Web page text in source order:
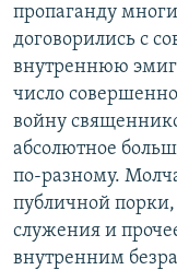
пропаганду
договорились с
внутреннюю
число
войну
абсолютное
по-разному.
публичной
служения и
внутренним